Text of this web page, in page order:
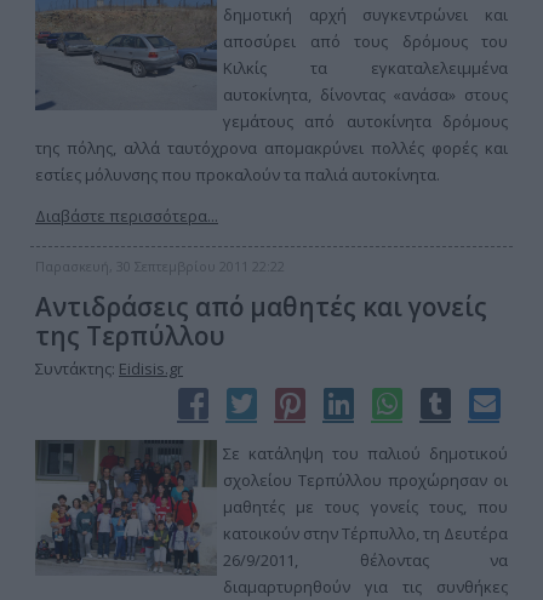
δημοτική αρχή συγκεντρώνει και
αποσύρει από τους δρόμους του
Κιλκίς τα εγκαταλελειμμένα
αυτοκίνητα, δίνοντας «ανάσα» στους
γεμάτους από αυτοκίνητα δρόμους
της πόλης, αλλά ταυτόχρονα απομακρύνει πολλές φορές και
εστίες μόλυνσης που προκαλούν τα παλιά αυτοκίνητα.
Διαβάστε περισσότερα...
Παρασκευή, 30 Σεπτεμβρίου 2011 22:22
Αντιδράσεις από μαθητές και γονείς
της Τερπύλλου
Συντάκτης: Eidisis.gr
Σε κατάληψη του παλιού δημοτικού
σχολείου Τερπύλλου προχώρησαν οι
μαθητές με τους γονείς τους, που
κατοικούν στην Τέρπυλλο, τη Δευτέρα
26/9/2011, θέλοντας να
διαμαρτυρηθούν για τις συνθήκες